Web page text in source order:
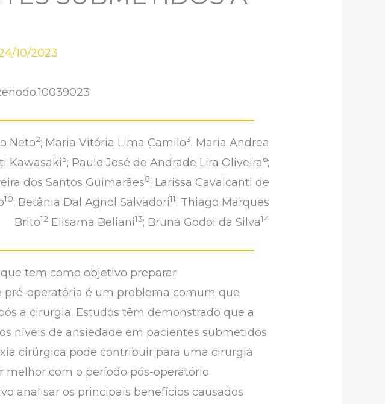
10/2023
Neto2; Maria Vitória Lima Camilo3; Maria Andrea
Kawasaki5; Paulo José de Andrade Lira Oliveira6;
dos Santos Guimarães8; Larissa Cavalcanti de
10; Betânia Dal Agnol Salvadori11; Thiago Marques
Brito12Elisama Beliani13; Bruna Godoi da Silva14
tem como objetivo preparar
pré-operatória é um problema comum que
a cirurgia. Estudos têm demonstrado que a
níveis de ansiedade em pacientes submetidos
cirúrgica pode contribuir para uma cirurgia
com o período pós-operatório.
analisar os principais benefícios causados